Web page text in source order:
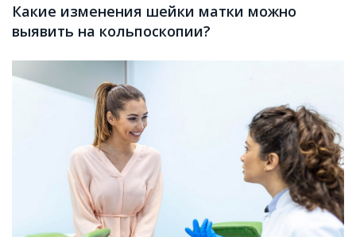
Какие изменения шейки матки можно
выявить на кольпоскопии?